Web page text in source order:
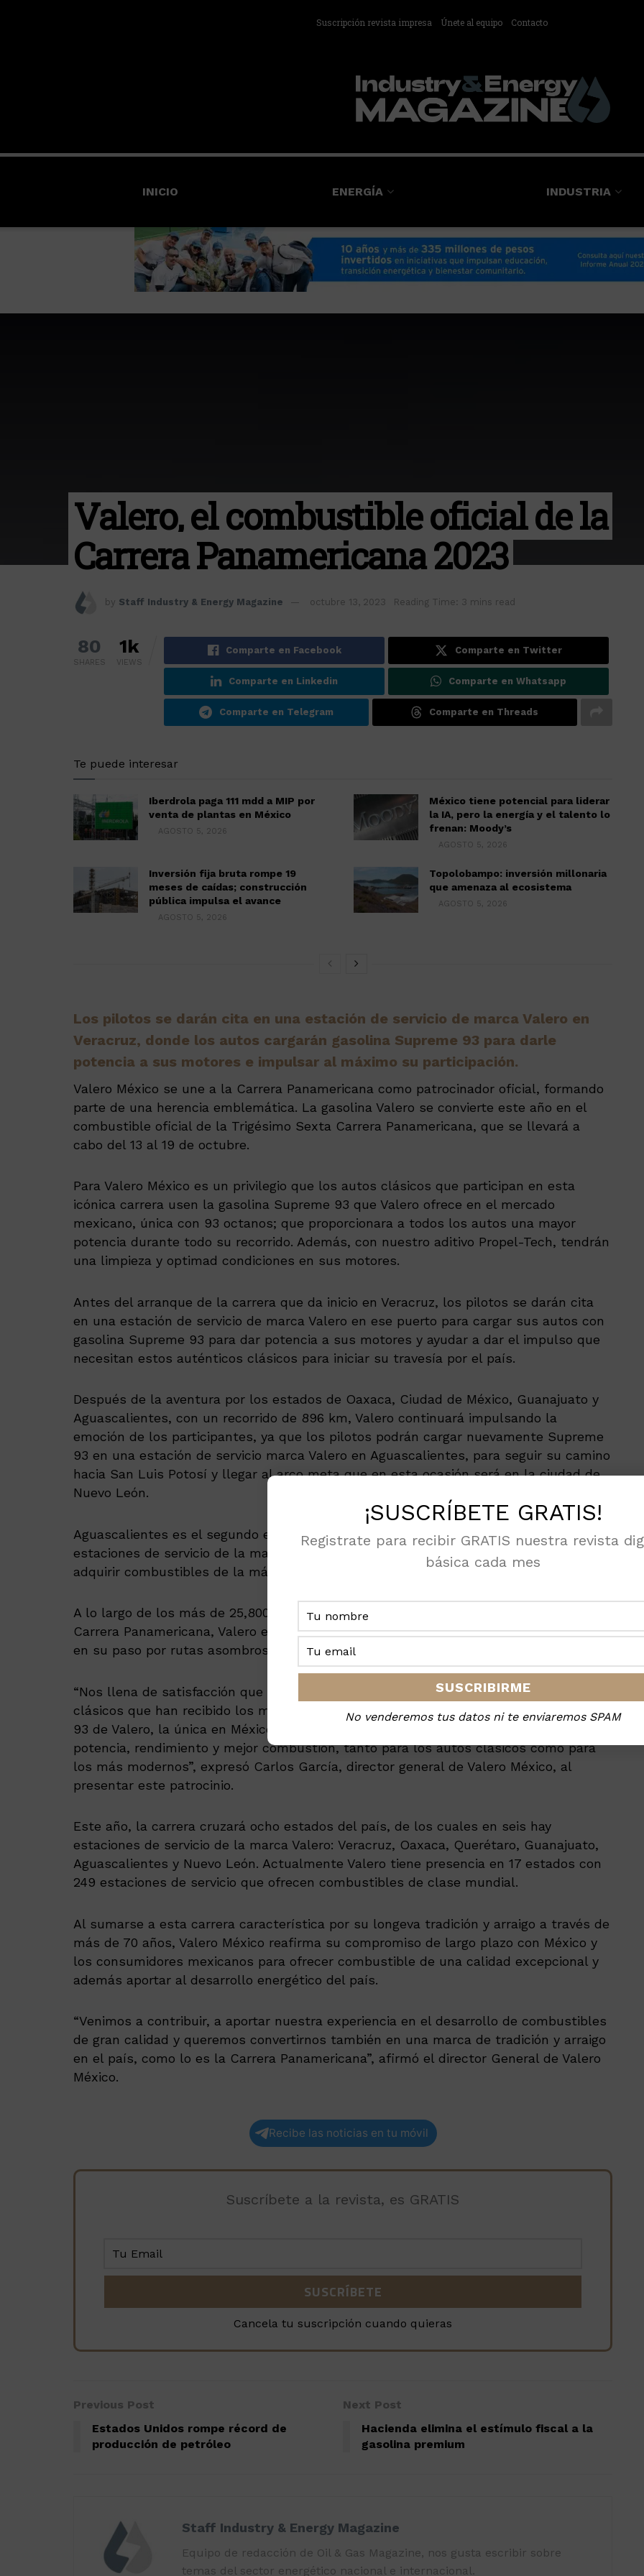
Suscripción revista impresa Únete al equipo Contacto
INICIO ENERGÍA INDUSTRIA
Valero, el combustible oficial de la
Carrera Panamericana 2023
by Staff Industry & Energy Magazine octubre 13, 2023 Reading Time: 3 mins read
80
SHARES
1k
VIEWS
Comparte en Facebook Comparte en Twitter
Comparte en Linkedin Comparte en Whatsapp
Comparte en Telegram Comparte en Threads
Te puede interesar
Iberdrola paga 111 mdd a MIP por
venta de plantas en México
AGOSTO 5, 2026
México tiene potencial para liderar
la IA, pero la energía y el talento lo
frenan: Moody’s
AGOSTO 5, 2026
Inversión fija bruta rompe 19
meses de caídas; construcción
pública impulsa el avance
AGOSTO 5, 2026
Topolobampo: inversión millonaria
que amenaza al ecosistema
AGOSTO 5, 2026
Los pilotos se darán cita en una estación de servicio de marca Valero en
Veracruz, donde los autos cargarán gasolina Supreme 93 para darle
potencia a sus motores e impulsar al máximo su participación.
Valero México se une a la Carrera Panamericana como patrocinador oficial, formando
parte de una herencia emblemática. La gasolina Valero se convierte este año en el
combustible oficial de la Trigésimo Sexta Carrera Panamericana, que se llevará a
cabo del 13 al 19 de octubre.
Para Valero México es un privilegio que los autos clásicos que participan en esta
icónica carrera usen la gasolina Supreme 93 que Valero ofrece en el mercado
mexicano, única con 93 octanos; que proporcionara a todos los autos una mayor
potencia durante todo su recorrido. Además, con nuestro aditivo Propel-Tech, tendrán
una limpieza y optimad condiciones en sus motores.
Antes del arranque de la carrera que da inicio en Veracruz, los pilotos se darán cita
en una estación de servicio de marca Valero en ese puerto para cargar sus autos con
gasolina Supreme 93 para dar potencia a sus motores y ayudar a dar el impulso que
necesitan estos auténticos clásicos para iniciar su travesía por el país.
Después de la aventura por los estados de Oaxaca, Ciudad de México, Guanajuato y
Aguascalientes, con un recorrido de 896 km, Valero continuará impulsando la
emoción de los participantes, ya que los pilotos podrán cargar nuevamente Supreme
93 en una estación de servicio marca Valero en Aguascalientes, para seguir su camino
hacia San Luis Potosí y llegar al arco meta que en esta ocasión será en la ciudad de
Nuevo León.
Aguascalientes es el segundo estado en donde se tiene mayor presencia de
estaciones de servicio de la marca, sumando 34, en donde los consumidores pueden
adquirir combustibles de la más alta calidad.
A lo largo de los más de 25,800 km que recorren los experimentados pilotos de la
Carrera Panamericana, Valero estará presente para impulsar la emoción y la velocidad
en su paso por rutas asombrosas e increíbles paisajes.
“Nos llena de satisfacción que pilotos tan experimentados al volante de autos
clásicos que han recibido los mejores cuidados y esmero, usen la gasolina Supreme
93 de Valero, la única en México que contiene 93 octanos que proporciona mayor
potencia, rendimiento y mejor combustión, tanto para los autos clásicos como para
los más modernos”, expresó Carlos García, director general de Valero México, al
presentar este patrocinio.
Este año, la carrera cruzará ocho estados del país, de los cuales en seis hay
estaciones de servicio de la marca Valero: Veracruz, Oaxaca, Querétaro, Guanajuato,
Aguascalientes y Nuevo León. Actualmente Valero tiene presencia en 17 estados con
249 estaciones de servicio que ofrecen combustibles de clase mundial.
Al sumarse a esta carrera característica por su longeva tradición y arraigo a través de
más de 70 años, Valero México reafirma su compromiso de largo plazo con México y
los consumidores mexicanos para ofrecer combustible de una calidad excepcional y
además aportar al desarrollo energético del país.
“Venimos a contribuir, a aportar nuestra experiencia en el desarrollo de combustibles
de gran calidad y queremos convertirnos también en una marca de tradición y arraigo
en el país, como lo es la Carrera Panamericana”, afirmó el director General de Valero
México.
Recibe las noticias en tu móvil
Suscríbete a la revista, es GRATIS
Cancela tu suscripción cuando quieras
Previous Post
Estados Unidos rompe récord de
producción de petróleo
Next Post
Hacienda elimina el estímulo fiscal a la
gasolina premium
Staff Industry & Energy Magazine
Equipo de redacción de Oil & Gas Magazine, nos gusta escribir sobre
temas del sector energético nacional e internacional.
¡SUSCRÍBETE GRATIS!
Registrate para recibir GRATIS nuestra revista
básica cada mes
No venderemos tus datos ni te enviaremos SPAM